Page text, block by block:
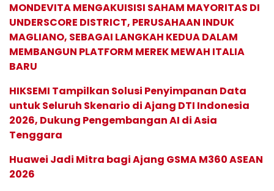
MONDEVITA MENGAKUISISI SAHAM MAYORITAS DI
UNDERSCORE DISTRICT, PERUSAHAAN INDUK
MAGLIANO, SEBAGAI LANGKAH KEDUA DALAM
MEMBANGUN PLATFORM MEREK MEWAH ITALIA
BARU
HIKSEMI Tampilkan Solusi Penyimpanan Data
untuk Seluruh Skenario di Ajang DTI Indonesia
2026, Dukung Pengembangan AI di Asia
Tenggara
Huawei Jadi Mitra bagi Ajang GSMA M360 ASEAN
2026